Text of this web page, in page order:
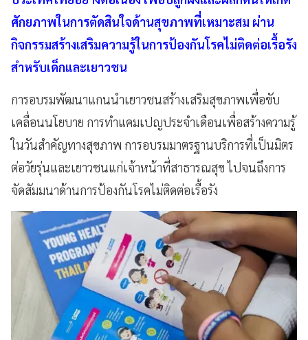
ศักยภาพในการตัดสินใจด้านสุขภาพที่เหมาะสม ผ่าน
กิจกรรมสร้างเสริมความรู้ในการป้องกันโรคไม่ติดต่อเรื้อรัง
สำหรับเด็กและเยาวชน
การอบรมพัฒนาแกนนำเยาวชนสร้างเสริมสุขภาพเพื่อขับ
เคลื่อนนโยบาย การทำแคมเปญประจำเดือนเพื่อสร้างความรู้
ในวันสำคัญทางสุขภาพ การอบรมมาตรฐานบริการที่เป็นมิตร
ต่อวัยรุ่นและเยาวชนแก่เจ้าหน้าที่สาธารณสุข ไปจนถึงการ
จัดสัมมนาด้านการป้องกันโรคไม่ติดต่อเรื้อรัง